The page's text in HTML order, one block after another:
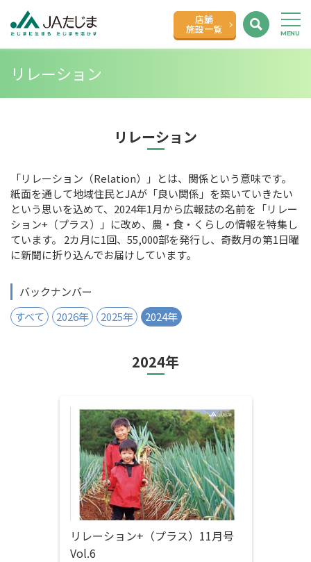
店舗
施設一覧
リレーション
リレーション
「リレーション（Relation）」とは、関係という意味です。
紙面を通して地域住民とJAが「良い関係」を築いていきたい
という思いを込めて、2024年1月から広報誌の名前を「リレー
ション+（プラス）」に改め、農・食・くらしの情報を特集し
ています。 2カ月に1回、55,000部を発行し、奇数月の第1日曜
に新聞に折り込んでお届けしています。
バックナンバー
すべて
2026年 2025年 2024年
2024年
リレーション+（プラス）11月号
Vol.6